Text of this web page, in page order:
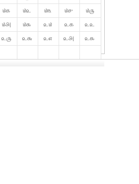
௰௧ ௰௨ ௰௩ ௰௪
௰௫
௰௮ ௰௯ ௨௰ ௨௧
௨௨
௨௫ ௨௬ ௨௭ ௨௮
௨௯